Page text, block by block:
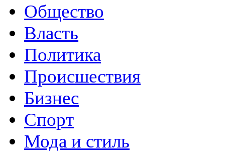
Общество
Власть
Политика
Происшествия
Бизнес
Спорт
Мода и стиль